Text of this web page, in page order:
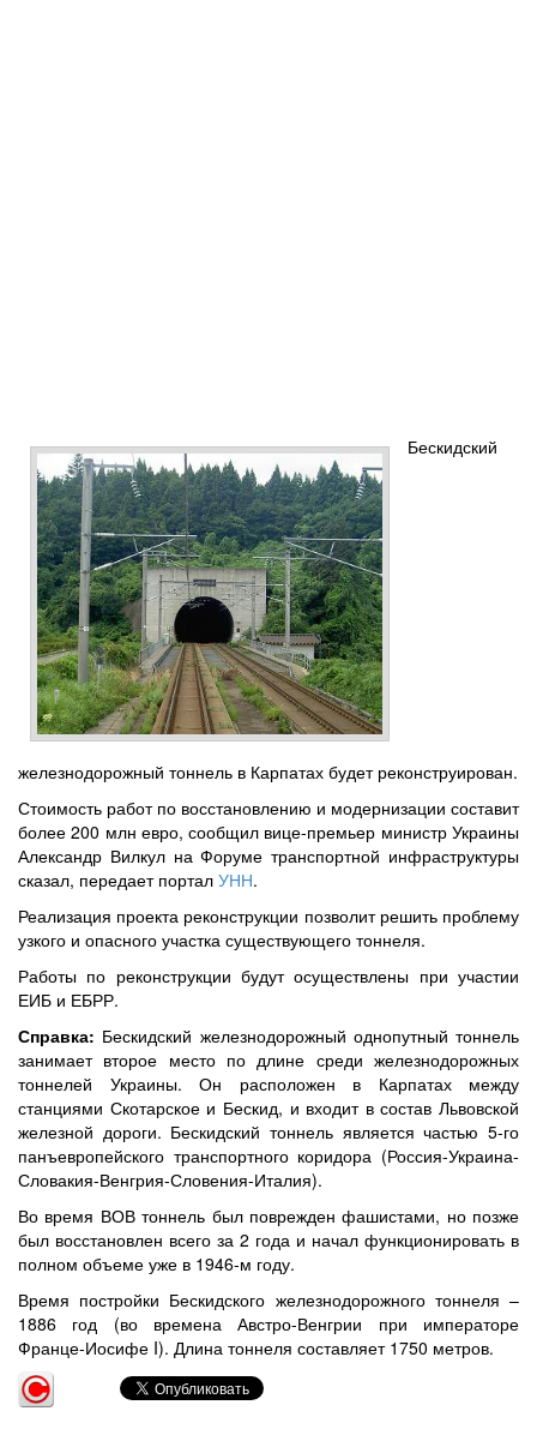
Бескидский
железнодорожный тоннель в Карпатах будет реконструирован.
Стоимость работ по восстановлению и модернизации составит
более 200 млн евро, сообщил вице-премьер министр Украины
Александр Вилкул на Форуме транспортной инфраструктуры
сказал, передает портал УНН.
Реализация проекта реконструкции позволит решить проблему
узкого и опасного участка существующего тоннеля.
Работы по реконструкции будут осуществлены при участии
ЕИБ и ЕБРР.
Справка: Бескидский железнодорожный однопутный тоннель
занимает второе место по длине среди железнодорожных
тоннелей Украины. Он расположен в Карпатах между
станциями Скотарское и Бескид, и входит в состав Львовской
железной дороги. Бескидский тоннель является частью 5-го
панъевропейского транспортного коридора (Россия-Украина-
Словакия-Венгрия-Словения-Италия).
Во время ВОВ тоннель был поврежден фашистами, но позже
был восстановлен всего за 2 года и начал функционировать в
полном объеме уже в 1946-м году.
Время постройки Бескидского железнодорожного тоннеля –
1886 год (во времена Австро-Венгрии при императоре
Франце-Иосифе I). Длина тоннеля составляет 1750 метров.